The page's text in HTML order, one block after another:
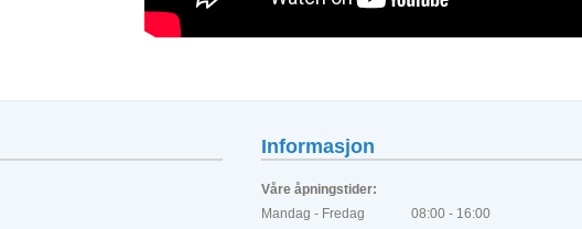
Informasjon
Våre åpningstider:
Mandag - Fredag 08:00 - 16:00